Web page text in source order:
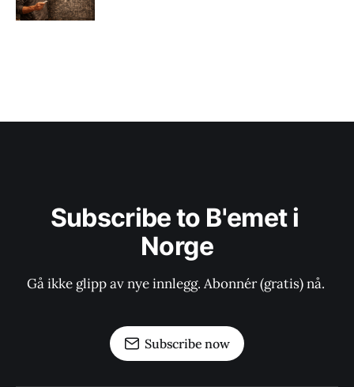
Subscribe to B'emet i
Norge
Gå ikke glipp av nye innlegg. Abonnér (gratis) nå.
Subscribe now